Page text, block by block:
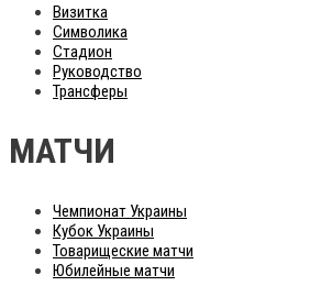
Визитка
Символика
Стадион
Руководство
Трансферы
МАТЧИ
Чемпионат Украины
Кубок Украины
Товарищеские матчи
Юбилейные матчи